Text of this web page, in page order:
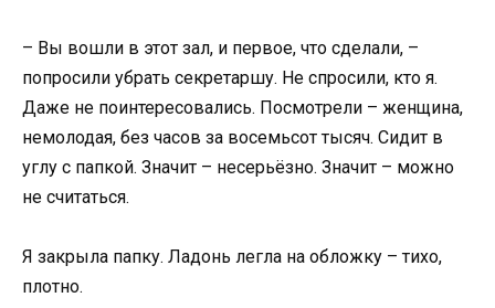
– Вы вошли в этот зал, и первое, что сделали, –
попросили убрать секретаршу. Не спросили, кто я.
Даже не поинтересовались. Посмотрели – женщина,
немолодая, без часов за восемьсот тысяч. Сидит в
углу с папкой. Значит – несерьёзно. Значит – можно
не считаться.
Я закрыла папку. Ладонь легла на обложку – тихо,
плотно.